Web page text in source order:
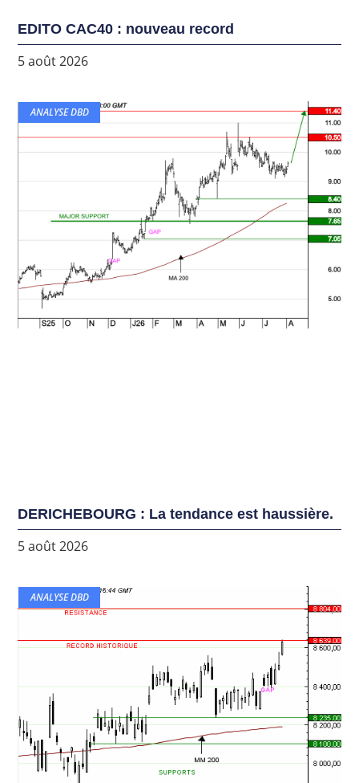
EDITO CAC40 : nouveau record
5 août 2026
ANALYSE DBD
DERICHEBOURG : La tendance est haussière.
5 août 2026
ANALYSE DBD